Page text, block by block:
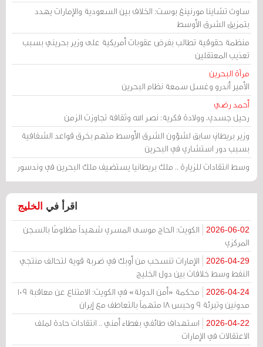
ساوث تشاينا مورنينغ بوست: الخلاف بين السعودية والإمارات يهدد
بتمزيق الشرق الأوسط
منظمة حقوقية تطالب بفرض عقوبات أمريكية على وزير بحريني بسبب
تعذيب المعتقلين
مرآة البحرين
الأمير أندرو وغسل سمعة نظام البحرين
أحمد رضي
رحيل جسدي، وولادة فكرية: نصر الله وثقافة تجاوزت الزمن
وزير بريطاني سابق لشؤون الشرق الأوسط متهم بخرق قواعد الشفافية
بسبب دور استشاري في البحرين
وسط انتقادات للزيارة .. ملك بريطانيا يستضيف ملك البحرين في وندسور
اقرأ في الخليج
2026-06-02
الكويت: الحاج موسى المسري شهيداً مظلومًا بالسجن
المركزي
2026-04-29
الإمارات تنسحب من أوبك في ضربة قوية لتحالف منتجي
النفط وسط خلافات بين دول الخليج
2026-04-24
محكمة «أمن الدولة» في الكويت: الامتناع عن معاقبة 109
مدونين وتبرئة 9 وحبس 18 متهماً بالتعاطف مع إيران
2026-04-22
استهداف طائفي بغطاء أمني .. انتقادات حادة لملف
الاعتقالات في الإمارات